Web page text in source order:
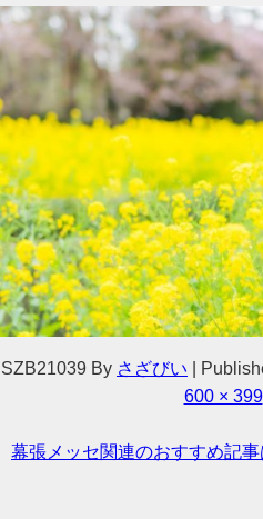
SZB21039 By さざびい
600 × 399
幕張メッセ関連のおすすめ記